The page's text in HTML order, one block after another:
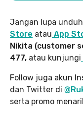
Jangan lupa
Store atau App
Nikita (customer
477, atau kunjungi
Follow juga akun
dan Twitter di
serta promo